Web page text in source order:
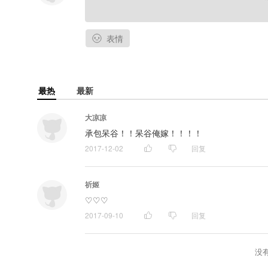
表情
最热 最新
大凉凉
承包呆谷！！呆谷俺嫁！！！！
2017-12-02 回复
祈姬
♡♡♡
2017-09-10 回复
没